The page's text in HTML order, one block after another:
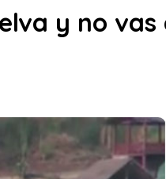
y no vas